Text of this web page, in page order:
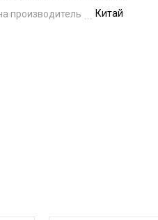
производитель
Китай